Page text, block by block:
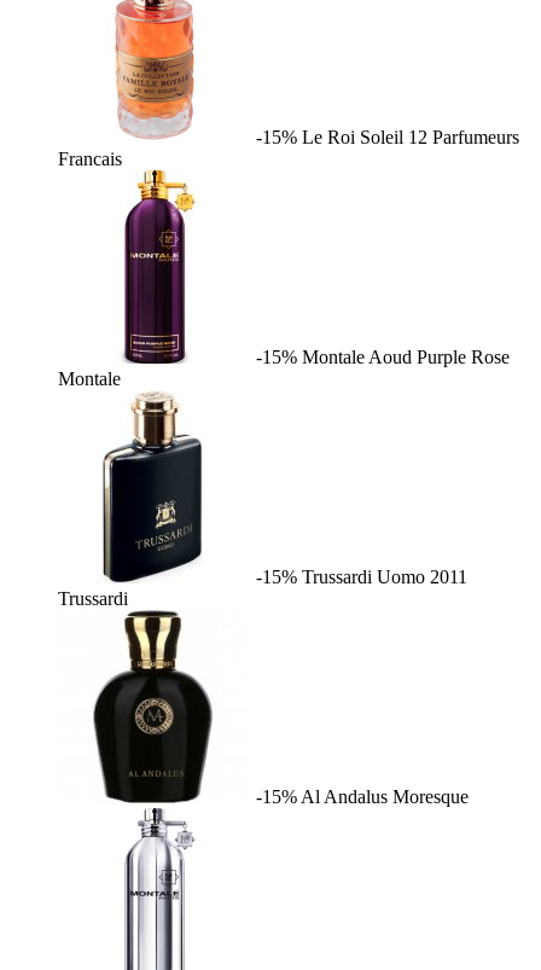
-15% Le Roi Soleil 12 Parfumeurs
Francais
-15% Montale Aoud Purple Rose
Montale
-15% Trussardi Uomo 2011
Trussardi
-15% Al Andalus Moresque